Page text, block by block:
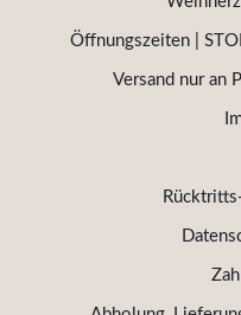
Öffnungszeiten |
Versand nur an